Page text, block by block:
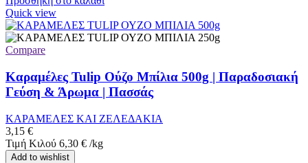
Quick view
Compare
Καραμέλες Tulip Ούζο Μπίλια 500g | Παραδοσιακή
Γεύση & Άρωμα | Πασσάς
ΚΑΡΑΜΕΛΕΣ ΚΑΙ ΖΕΛΕΔΑΚΙΑ
3,15 €
Τιμή Κιλού 6,30 € /kg
Add to wishlist